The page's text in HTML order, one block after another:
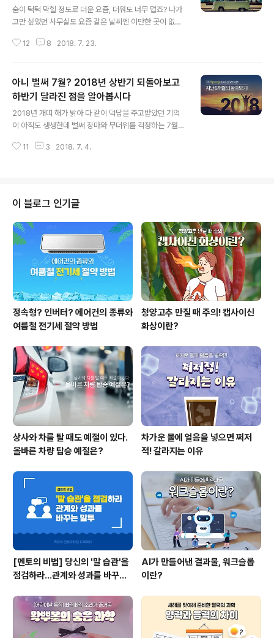
숨이 턱턱 막힐 정도로 더운 요즘, 더워도 너무 덥죠? 나가
고만 싶었던 사무실도 요즘 같은 날씨엔 이만한 곳이 없다
습니다. 그래도! 일년을 기다려온 여름휴가~ 다들 어디로
아직도 고민중이신 분들! 주목해주세요. 비행기 자리가 없
거나, 휴가 기간이 너무 짧거나, 주머니가 너무 가볍거나~
짧은 휴가로 부담없이 다녀올 수 있는 국내 여름 휴가지를
준비했습니다. 더위를 날려주는 신나는 여름 휴가지로 출
흥 물축제 ㅣ 2018.7.27(금)~2018.8.2(목) 장흥은 산과
12 8 2018. 7. 23.
아니 벌써 7월? 2018년 상반기 되돌아보고
하반기 달라진 점을 알아봅시다
2018년 개띠 해가 밝아 다 같이 덕담을 주고받았던 기억
이 아직도 생생한데 벌써 장마와 무더위를 걱정하는 7월이
놀라운 한편 6개월 뒤면 또 나이 한 살을 더 먹는구나~ 생
를 다시 한번 훑어보고 남은 2018년 무엇이 달라졌는지
확인해보면 새로운 계획을 세우는데 도움이 될 수 있을거
에요~ ● 2018년 상반기에 무슨 일이 있었을까요? 크고
작은 사건들이 끊이질 않던 2018년인데요. 다양한 사건과
사회 시대를 반영하는 새로운 신조어들도 많이 탄생하였습
니다. 1) 2018년 상..
11 3 2018. 7. 4.
이 블로그 인기글
정속형? 인버터? 에어컨의 종류와
여름철 전기세 절약 방법
청양고추 만질 때 주의! 캡사이신
화상이란?
상사와 차를 탈 때도 예절이 있다.
올바른 차량 탑승 예절은?
차가운 물에 얼음을 넣으면 쩌저
적! 갈라지는 이유
[멘토의 비법] 당신의 '말 습관'을
점검하라...관계와 성과를 바꾸는
AI가 만들어낸 결과물, 워크슬롭
이란?